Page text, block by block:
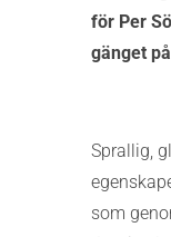
för Per
gänget
Sprallig,
som